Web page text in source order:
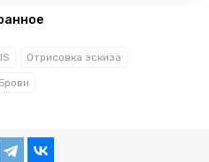
Отрисовка эскиза
Брови